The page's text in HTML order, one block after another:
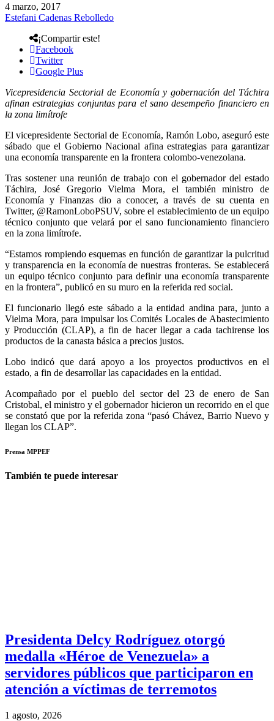
4 marzo, 2017
Estefani Cadenas Rebolledo
¡Compartir este!
Facebook
Twitter
Google Plus
Vicepresidencia Sectorial de Economía y gobernación del Táchira
afinan estrategias conjuntas para el sano desempeño financiero en
la zona limítrofe
El vicepresidente Sectorial de Economía, Ramón Lobo, aseguró este
sábado que el Gobierno Nacional afina estrategias para garantizar
una economía transparente en la frontera colombo-venezolana.
Tras sostener una reunión de trabajo con el gobernador del estado
Táchira, José Gregorio Vielma Mora, el también ministro de
Economía y Finanzas dio a conocer, a través de su cuenta en
Twitter, @RamonLoboPSUV, sobre el establecimiento de un equipo
técnico conjunto que velará por el sano funcionamiento financiero
en la zona limítrofe.
“Estamos rompiendo esquemas en función de garantizar la pulcritud
y transparencia en la economía de nuestras fronteras. Se establecerá
un equipo técnico conjunto para definir una economía transparente
en la frontera”, publicó en su muro en la referida red social.
El funcionario llegó este sábado a la entidad andina para, junto a
Vielma Mora, para impulsar los Comités Locales de Abastecimiento
y Producción (CLAP), a fin de hacer llegar a cada tachirense los
productos de la canasta básica a precios justos.
Lobo indicó que dará apoyo a los proyectos productivos en el
estado, a fin de desarrollar las capacidades en la entidad.
Acompañado por el pueblo del sector del 23 de enero de San
Cristobal, el ministro y el gobernador hicieron un recorrido en el que
se constató que por la referida zona “pasó Chávez, Barrio Nuevo y
llegan los CLAP”.
Prensa MPPEF
También te puede interesar
Presidenta Delcy Rodríguez otorgó
medalla «Héroe de Venezuela» a
servidores públicos que participaron en
atención a víctimas de terremotos
1 agosto, 2026